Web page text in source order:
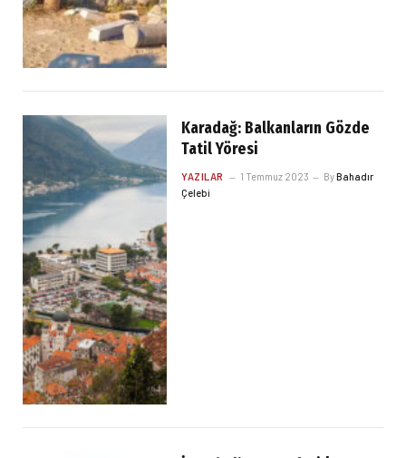
Karadağ: Balkanların Gözde
Tatil Yöresi
YAZILAR 1 Temmuz 2023 ByBahadır
Çelebi